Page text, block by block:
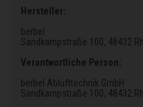
Hersteller:
berbel
Sandkampstraße 100, 48432
Verantwortliche Person:
berbel Ablufttechnik GmbH
Sandkampstraße 100, 48432